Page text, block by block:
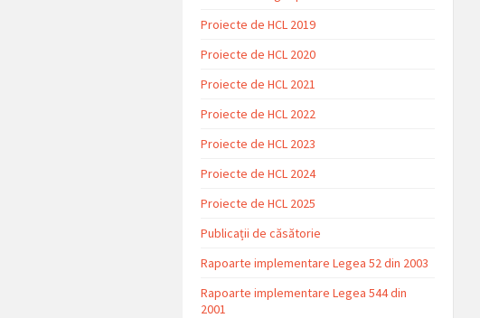
Proiecte de HCL 2019
Proiecte de HCL 2020
Proiecte de HCL 2021
Proiecte de HCL 2022
Proiecte de HCL 2023
Proiecte de HCL 2024
Proiecte de HCL 2025
Publicații de căsătorie
Rapoarte implementare Legea 52 din 2003
Rapoarte implementare Legea 544 din
2001